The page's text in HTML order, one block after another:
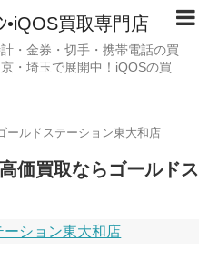
•iQOS買取専門店
・金券・切手・携帯電話の買
埼玉で展開中！iQOSの買
ールドステーション東大和店
価買取ならゴールドス
ーション東大和店